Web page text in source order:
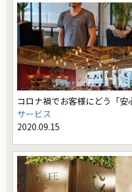
コロナ禍でお客様にどう「
サービス
2020.09.15